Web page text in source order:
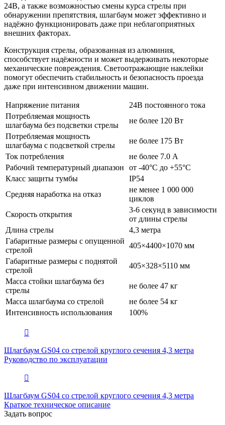
24В, а также возможностью смены курса стрелы при
обнаружении препятствия, шлагбаум может эффективно и
надёжно функционировать даже при неблагоприятных
внешних факторах.
Конструкция стрелы, образованная из алюминия,
способствует надёжности и может выдерживать некоторые
механические повреждения. Светоотражающие наклейки
помогут обеспечить стабильность и безопасность проезда
даже при интенсивном движении машин.
Напряжение питания
24В постоянного тока
Потребляемая мощность
шлагбаума без подсветки стрелы
не более 120 Вт
Потребляемая мощность
шлагбаума с подсветкой стрелы
не более 175 Вт
Ток потребления
не более 7.0 А
Рабочий температурный диапазон
от -40°C до +55°C
Класс защиты тумбы
IP54
Средняя наработка на отказ
не менее 1 000 000
циклов
Скорость открытия
3-6 секунд в зависимости
от длины стрелы
Длина стрелы
4,3 метра
Габаритные размеры с опущенной
стрелой
405×4400×1070 мм
Габаритные размеры с поднятой
стрелой
405×328×5110 мм
Масса стойки шлагбаума без
стрелы
не более 47 кг
Масса шлагбаума со стрелой
не более 54 кг
Интенсивность использования
100%
Шлагбаум GS04 со стрелой круглого сечения 4,3 метра
Руководство по эксплуатации
Шлагбаум GS04 со стрелой круглого сечения 4,3 метра
Краткое техническое описание
Задать вопрос